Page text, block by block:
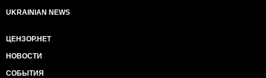
UKRAINIAN NEWS
ЦЕНЗОР.НЕТ
НОВОСТИ
СОБЫТИЯ